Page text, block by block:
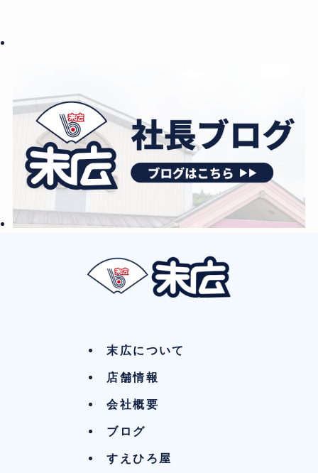
末広について
店舗情報
会社概要
ブログ
すえひろ屋